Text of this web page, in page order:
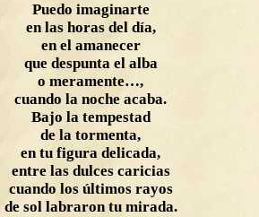
Puedo imaginarte
en las horas del día,
en el amanecer
que despunta el alba
o meramente…,
cuando la noche acaba.
Bajo la tempestad
de la tormenta,
en tu figura delicada,
entre las dulces caricias
cuando los últimos rayos
de sol labraron tu mirada.